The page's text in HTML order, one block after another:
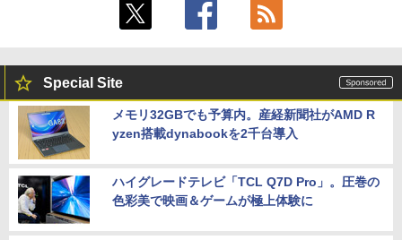
Special Site
メモリ32GBでも予算内。産経新聞社がAMD R
yzen搭載dynabookを2千台導入
ハイグレードテレビ「TCL Q7D Pro」。圧巻の
色彩美で映画＆ゲームが極上体験に